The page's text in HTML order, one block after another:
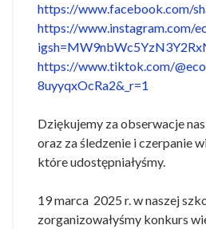
https://www.facebook.com/
https://www.instagram.com/
https://www.tiktok.com/
8uyyqxOcRa2&_r=1
Dziękujemy za obserwacje
oraz za śledzenie i czerpanie
które udostępniałyśmy.
19 marca 2025 r. w naszej
zorganizowałyśmy konkurs